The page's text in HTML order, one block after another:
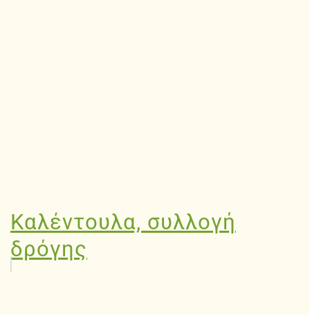
Καλέντουλα, συλλογή
δρόγης